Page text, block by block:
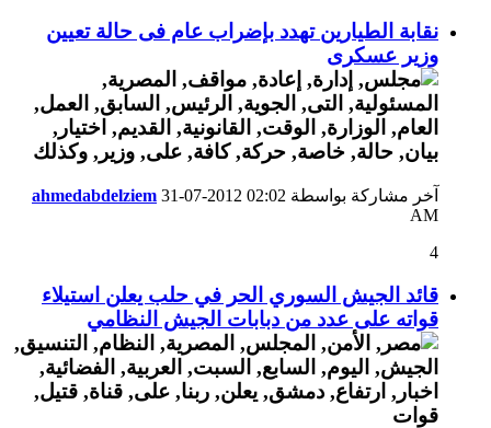
نقابة الطيارين تهدد بإضراب عام فى حالة تعيين
وزير عسكرى
آخر مشاركة بواسطة ahmedabdelziem 31-07-2012 02:02
AM
4
قائد الجيش السوري الحر في حلب يعلن استيلاء
قواته على عدد من دبابات الجيش النظامي